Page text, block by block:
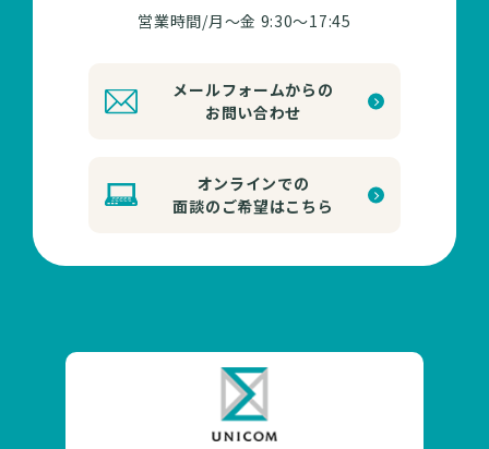
営業時間/月～金 9:30～17:45
メールフォームからの
お問い合わせ
オンラインでの
面談のご希望はこちら